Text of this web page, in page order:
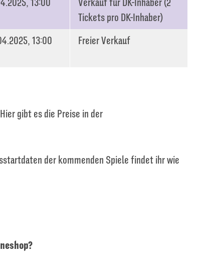
Tickets pro DK-Inhaber)
13:00
Freier Verkauf
gibt es die Preise in der
der kommenden Spiele findet ihr wie